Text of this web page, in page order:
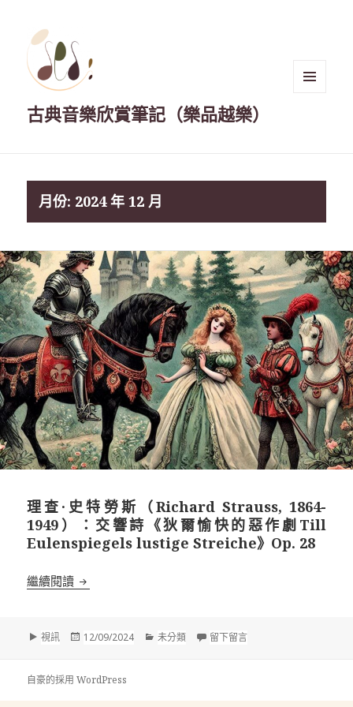
古典音樂欣賞筆記（樂品越樂）
月份: 2024 年 12 月
理查·史特勞斯（Richard Strauss, 1864-
1949）：交響詩《狄爾愉快的惡作劇Till
Eulenspiegels lustige Streiche》Op. 28
繼續閱讀 理查·史特勞斯（Richard Strauss, 1864-1949）
格
視訊
發
12/09/2024
分
未分類 留下留言在 理查·史特勞斯（
自豪的採用 WordPress